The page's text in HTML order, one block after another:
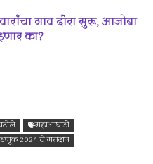
गाव दौरा सुरू, आजोबा
का?
महाआघाडी
2024 चे मतदान